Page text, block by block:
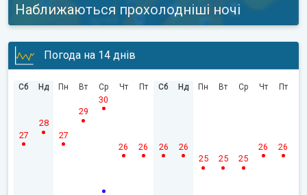
Наближаються прохолодніші ночі
Погода на 14 днів
Сб
27
Нд
28
Пн
27
Вт
29
Ср
30
Чт
26
Пт
26
Сб
26
Нд
26
Пн
25
Вт
25
Ср
25
Чт
26
Пт
26